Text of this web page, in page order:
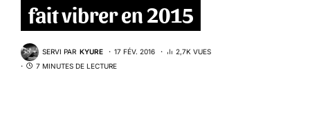
fait vibrer en 2015
SERVI PAR KYURE 17 FÉV. 2016
2,7K VUES
7 MINUTES DE LECTURE